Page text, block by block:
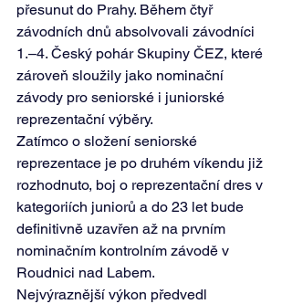
přesunut do Prahy. Během čtyř
závodních dnů absolvovali závodníci
1.–4. Český pohár Skupiny ČEZ, které
zároveň sloužily jako nominační
závody pro seniorské i juniorské
reprezentační výběry.
Zatímco o složení seniorské
reprezentace je po druhém víkendu již
rozhodnuto, boj o reprezentační dres v
kategoriích juniorů a do 23 let bude
definitivně uzavřen až na prvním
nominačním kontrolním závodě v
Roudnici nad Labem.
Nejvýraznější výkon předvedl